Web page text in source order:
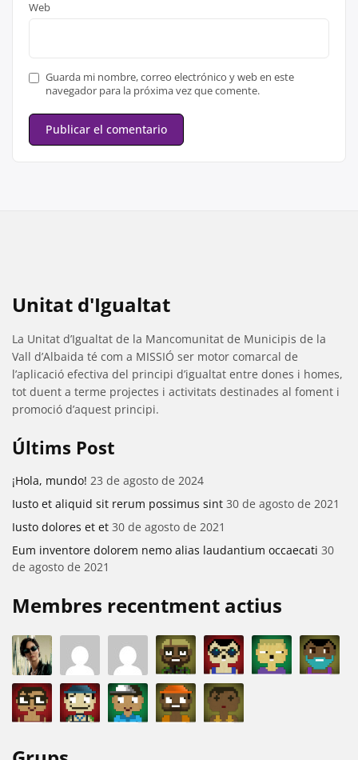
Web
Guarda mi nombre, correo electrónico y web en este
navegador para la próxima vez que comente.
Unitat d'Igualtat
La Unitat d’Igualtat de la Mancomunitat de Municipis de la
Vall d’Albaida té com a MISSIÓ ser motor comarcal de
l’aplicació efectiva del principi d’igualtat entre dones i homes,
tot duent a terme projectes i activitats destinades al foment i
promoció d’aquest principi.
Últims Post
¡Hola, mundo! 23 de agosto de 2024
Iusto et aliquid sit rerum possimus sint 30 de agosto de 2021
Iusto dolores et et 30 de agosto de 2021
Eum inventore dolorem nemo alias laudantium occaecati 30
de agosto de 2021
Membres recentment actius